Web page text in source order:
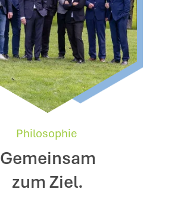
Philosophie
Gemeinsam
zum Ziel.